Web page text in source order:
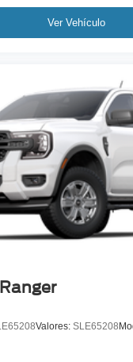
Ver Vehículo
Valores: SLE65208